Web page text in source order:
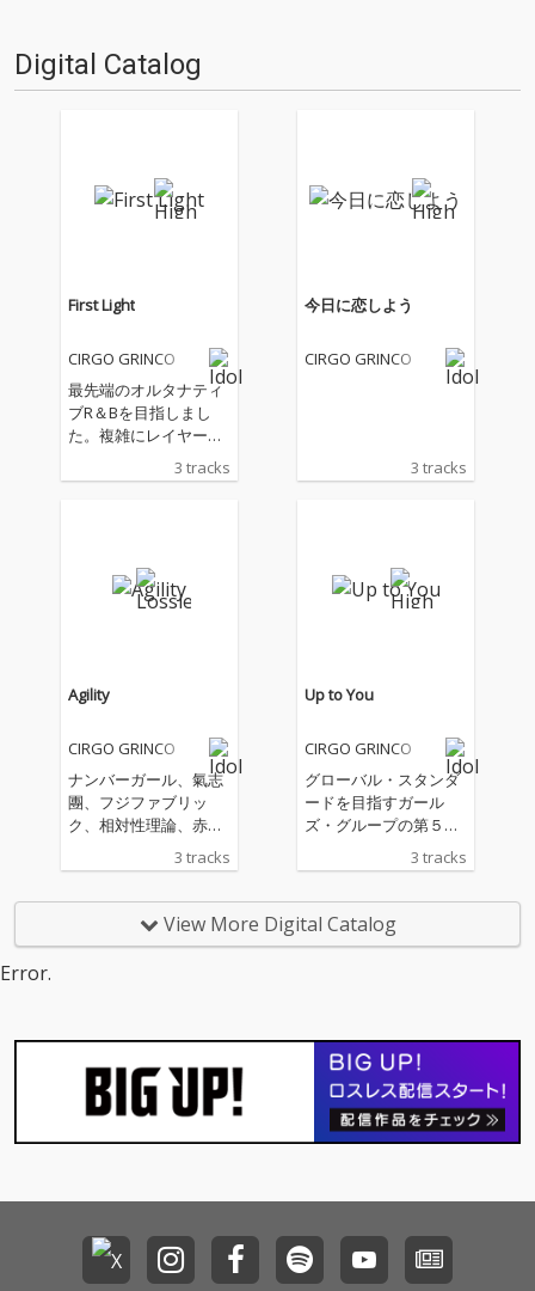
Digital Catalog
First Light
CIRGO GRINCO
最先端のオルタナティ
ブR＆Bを目指しまし
た。複雑にレイヤーを
描くトラックに迷路に
迷い込んだようなメロ
W松木美定を迎え、そ
の文学的な歌詞も聞き
お勧めです。
3 tracks
今日に恋しよう
CIRGO GRINCO
3 tracks
Agility
CIRGO GRINCO
ナンバーガール、氣志
團、フジファブリッ
ク、相対性理論、赤い
公園などを発掘育成。
フィロソフィーのダン
ロデュースした加茂啓
太郎がオーディション
の第６弾シングル。作
詞には安全地帯、CHA
GE and ASKA、光GENJ
Iなど多くのアーティス
の楽曲提供。小泉今日
子の「１００％男女交
際」ではレコード大賞
3 tracks
Up to You
CIRGO GRINCO
グローバル・スタンダ
ードを目指すガール
ズ・グループの第５弾
シングル。これまでに
なくポップでチャーミ
ンになっています。パ
ワフルなボーカルの結
のキャラクターをフィ
ーチャーしたボーカル
も大きな聞き所担って
います。
3 tracks
View More Digital Catalog
Error.